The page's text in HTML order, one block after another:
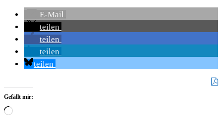
E-Mail
teilen
teilen
teilen
teilen
Gefällt mir:
Wird